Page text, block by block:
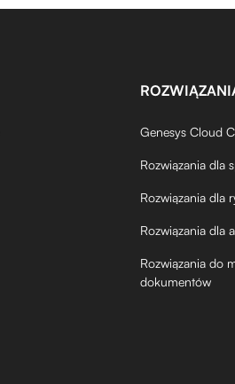
Genesys Cloud
Rozwiązania dla
Rozwiązania dla
Rozwiązania dla
Rozwiązania do
dokumentów